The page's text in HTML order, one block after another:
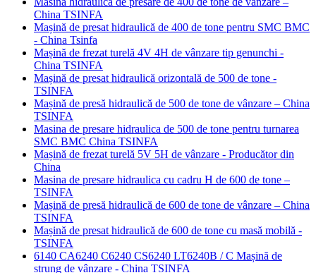
China TSINFA
Mașină de presat hidraulică de 400 de tone pentru SMC BMC
- China Tsinfa
Mașină de frezat turelă 4V 4H de vânzare tip genunchi -
China TSINFA
Mașină de presat hidraulică orizontală de 500 de tone -
TSINFA
Mașină de presă hidraulică de 500 de tone de vânzare – China
TSINFA
Masina de presare hidraulica de 500 de tone pentru turnarea
SMC BMC China TSINFA
Mașină de frezat turelă 5V 5H de vânzare - Producător din
China
Masina de presare hidraulica cu cadru H de 600 de tone –
TSINFA
Mașină de presă hidraulică de 600 de tone de vânzare – China
TSINFA
Mașină de presat hidraulică de 600 de tone cu masă mobilă -
TSINFA
6140 CA6240 C6240 CS6240 LT6240B / C Mașină de
strung de vânzare - China TSINFA